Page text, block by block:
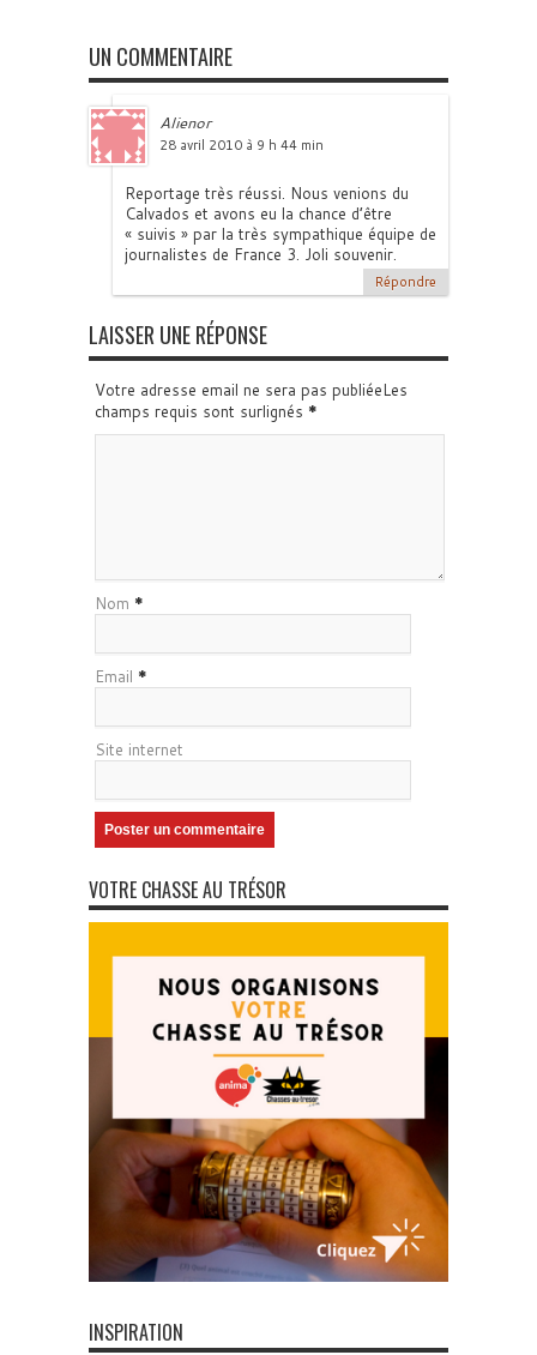
UN COMMENTAIRE
Alienor
28 avril 2010 à 9 h 44 min
Reportage très réussi. Nous venions du
Calvados et avons eu la chance d’être
« suivis » par la très sympathique équipe de
journalistes de France 3. Joli souvenir.
Répondre
LAISSER UNE RÉPONSE
Votre adresse email ne sera pas publiéeLes
champs requis sont surlignés *
Nom *
Email *
Site internet
VOTRE CHASSE AU TRÉSOR
INSPIRATION